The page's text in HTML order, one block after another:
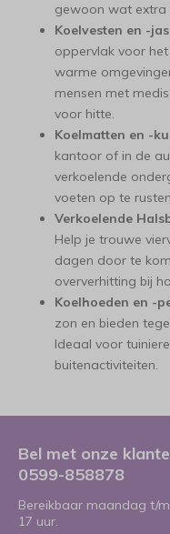
gewoon wat
Koelvesten en -
oppervlak voor
warme
mensen met
voor hitte.
Koelmatten en -
kantoor of in de
verkoelende
voeten op te
Verkoelende
Help je trouwe
dagen door te
oververhitting bij
Koelhoeden en -
zon en bieden
Ideaal voor
buitenactiviteiten.
Bel met onze
0599-858878
Bereikbaar maandag t/
17 uur.